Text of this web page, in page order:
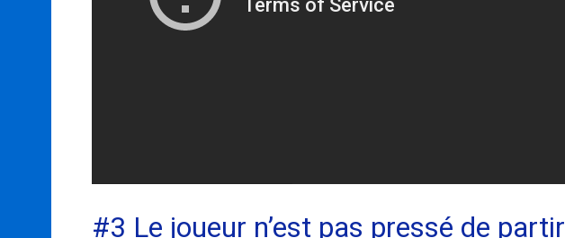
#3 Le joueur n’est pas pressé de partir